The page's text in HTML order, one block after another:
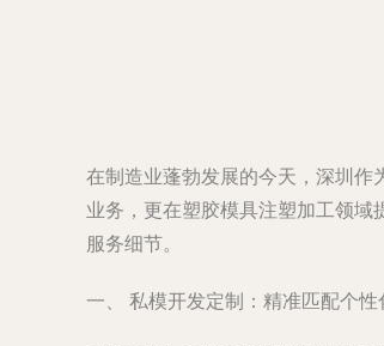
在制造业蓬勃发展的今天，深圳作
业务，更在塑胶模具注塑加工领
服务细节。
一、 私模开发定制：精准匹配个性